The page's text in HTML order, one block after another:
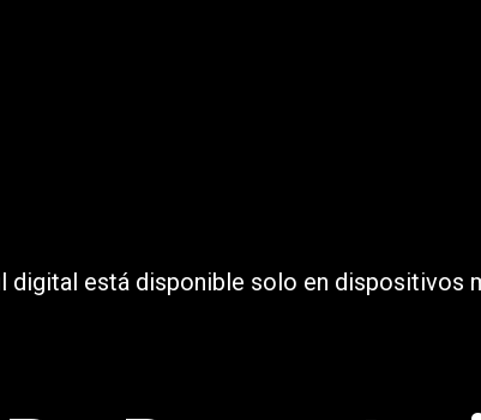
digital está disponible solo en dispositivos